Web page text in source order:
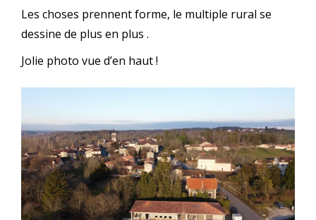
Les choses prennent forme, le multiple rural se
dessine de plus en plus .
Jolie photo vue d’en haut !